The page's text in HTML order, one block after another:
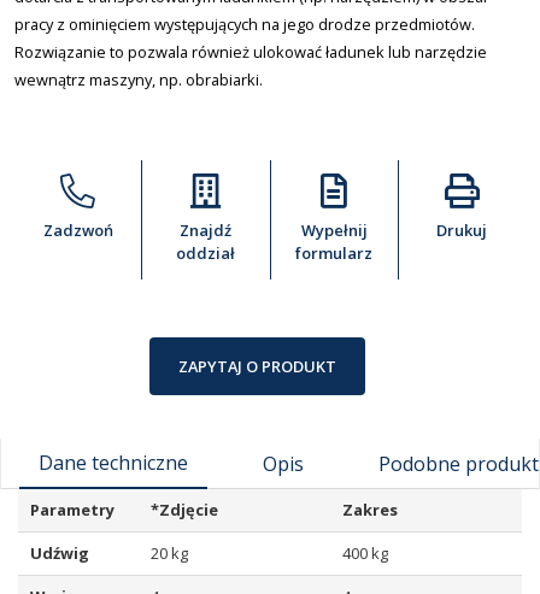
pracy z ominięciem występujących na jego drodze przedmiotów.
Rozwiązanie to pozwala również ulokować ładunek lub narzędzie
wewnątrz maszyny, np. obrabiarki.
Zadzwoń
Znajdź
oddział
Wypełnij
formularz
Drukuj
ZAPYTAJ O PRODUKT
Dane techniczne Opis Podobne
Parametry *Zdjęcie
Zakres
Udźwig
20 kg
400 kg